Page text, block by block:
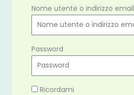
Nome utente o indirizzo email
Password
Ricordami